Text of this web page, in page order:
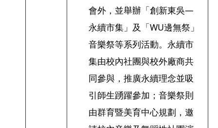
會外，並舉辦「創新東吳—
永續市集」及「WU邊無祭」
音樂祭等系列活動。永續市
集由校內社團與校外廠商共
同參與，推廣永續理念並吸
引師生踴躍參加；音樂祭則
由群育暨美育中心規劃，邀